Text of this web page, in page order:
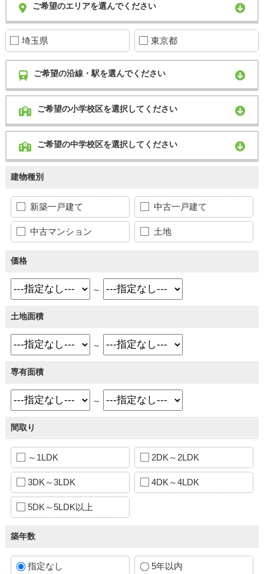
ご希望のエリアを選んでください
埼玉県 東京都
ご希望の沿線・駅を選んでください
ご希望の小学校区を選択してください
ご希望の中学校区を選択してください
建物種別
新築一戸建て 中古一戸建て
中古マンション 土地
価格
～
土地面積
～
専有面積
～
間取り
～1LDK 2DK～2LDK
3DK～3LDK 4DK～4LDK
5DK～5LDK以上
築年数
指定なし 5年以内